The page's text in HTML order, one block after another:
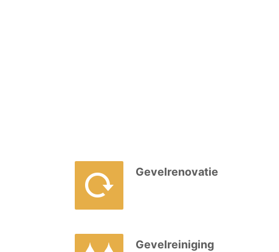
Gevelrenovatie
Gevelreiniging